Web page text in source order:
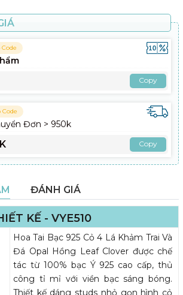
Code
Copy
Code
Đơn > 950k
Copy
ĐÁNH GIÁ
KẾ - VYE510
Hoa Tai Bạc 925 Cỏ 4 Lá Khảm Trai Và
Đá Opal Hồng Leaf Clover được chế
tác từ 100% bạc Ý 925 cao cấp, thủ
công tỉ mỉ với viền bạc sáng bóng.
Thiết kế dáng studs nhỏ gọn hình cỏ